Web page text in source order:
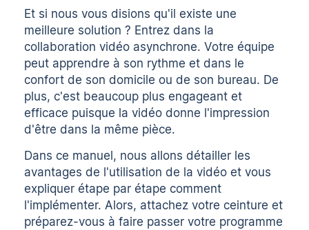
Et si nous vous disions qu'il existe une
meilleure solution ? Entrez dans la
collaboration vidéo asynchrone. Votre équipe
peut apprendre à son rythme et dans le
confort de son domicile ou de son bureau. De
plus, c'est beaucoup plus engageant et
efficace puisque la vidéo donne l'impression
d'être dans la même pièce.
Dans ce manuel, nous allons détailler les
avantages de l'utilisation de la vidéo et vous
expliquer étape par étape comment
l'implémenter. Alors, attachez votre ceinture et
préparez-vous à faire passer votre programme